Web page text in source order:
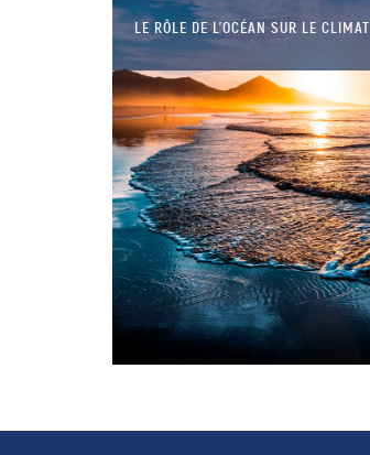
LE RÔLE DE L’OCÉAN SUR LE CLIMAT